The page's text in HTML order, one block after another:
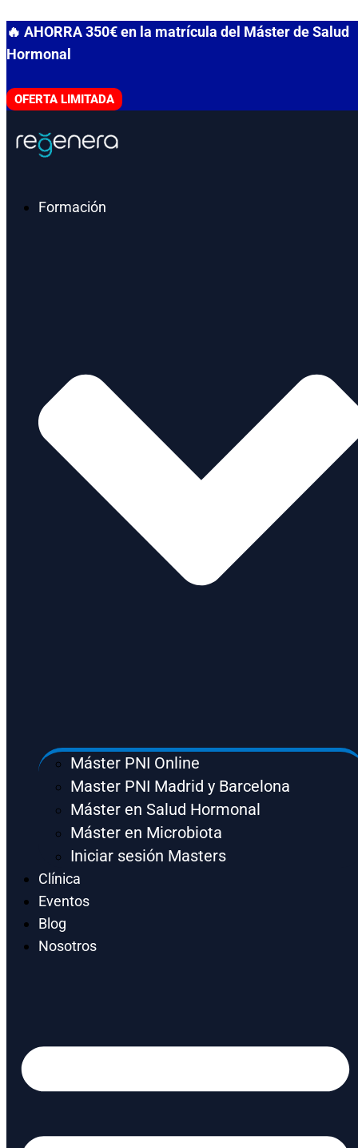
al
contenido
🔥 AHORRA 350€ en la matrícula del Máster de Salud
Hormonal
OFERTA LIMITADA
Formación
Máster PNI Online
Master PNI Madrid y Barcelona
Máster en Salud Hormonal
Máster en Microbiota
Iniciar sesión Masters
Clínica
Eventos
Blog
Nosotros